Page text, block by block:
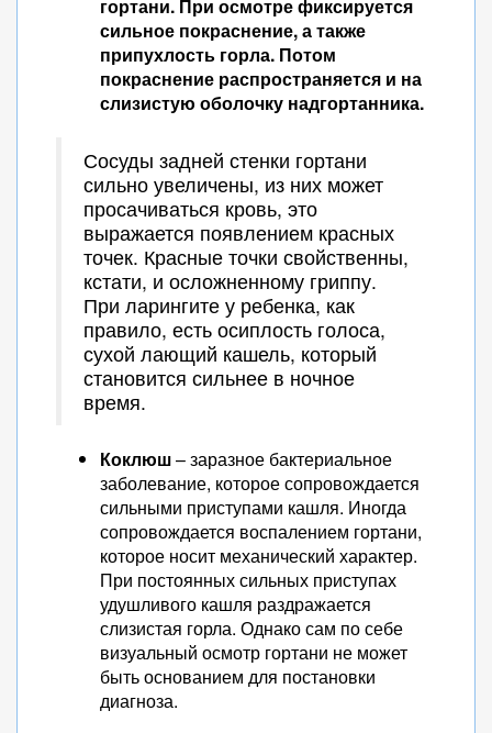
гортани. При осмотре фиксируется
сильное покраснение, а также
припухлость горла. Потом
покраснение распространяется и на
слизистую оболочку надгортанника.
Сосуды задней стенки гортани
сильно увеличены, из них может
просачиваться кровь, это
выражается появлением красных
точек. Красные точки свойственны,
кстати, и осложненному гриппу.
При ларингите у ребенка, как
правило, есть осиплость голоса,
сухой лающий кашель, который
становится сильнее в ночное
время.
Коклюш– заразное бактериальное
заболевание, которое сопровождается
сильными приступами кашля. Иногда
сопровождается воспалением гортани,
которое носит механический характер.
При постоянных сильных приступах
удушливого кашля раздражается
слизистая горла. Однако сам по себе
визуальный осмотр гортани не может
быть основанием для постановки
диагноза.